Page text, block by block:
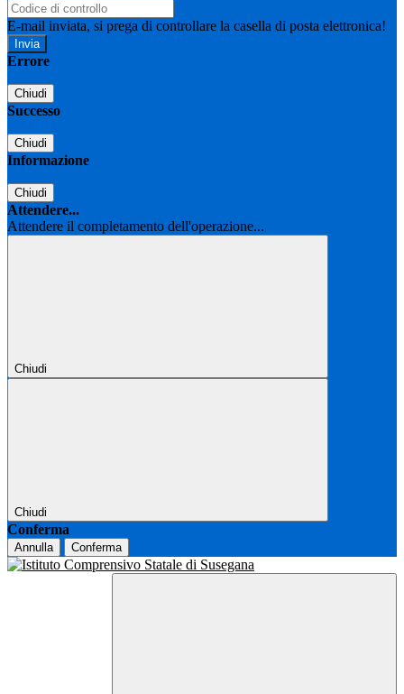
E-mail inviata, si prega di controllare la casella di posta elettronica!
Errore
Chiudi
Successo
Chiudi
Informazione
Chiudi
Attendere...
Attendere il completamento dell'operazione...
Chiudi
Chiudi
Conferma
Annulla Conferma